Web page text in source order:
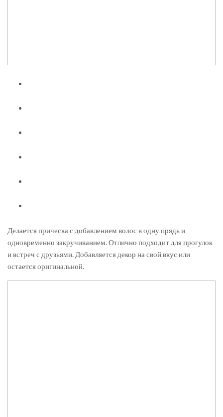
Делается прическа с добавлением волос в одну прядь и
одновременно закручиванием. Отлично подходит для прогулок
и встреч с друзьями. Добавляется декор на свой вкус или
остается оригинальной.